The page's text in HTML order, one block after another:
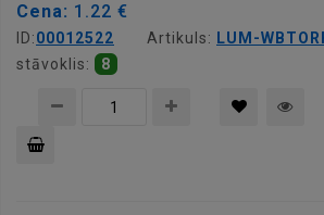
Cena: 1.22 €
ID:00012522 Artikuls: LUM-
stāvoklis:
8